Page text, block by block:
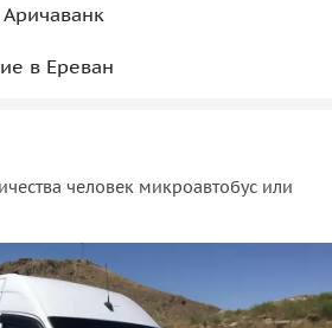
в Ереван
человек микроавтобус или